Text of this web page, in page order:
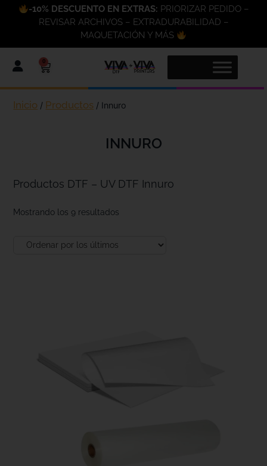
-10% DESCUENTO EN EXTRAS: PRIORIZAR PEDIDO –
REVISAR ARCHIVOS – EXTRADURABILIDAD –
MAQUETACIÓN Y MÁS
0
Inicio / Productos / Innuro
INNURO
Productos DTF – UV DTF Innuro
Mostrando los 9 resultados